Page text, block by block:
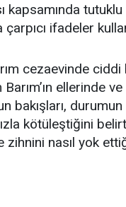
kapsamında
çarpıcı ifadeler
cezaevinde
ellerinde
bakışları,
kötüleştiğini
nasıl yok